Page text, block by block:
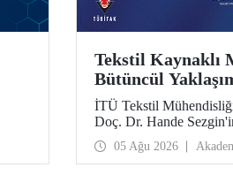
Tekstil Kaynaklı
Bütüncül
Analiz ve
Geliştirecek
Desteği
İTÜ Tekstil
Doç. Dr. Hande
üstlendiği
Esaslı Tekstil
Bağlı Mikrolif Salımı:
05 Ağu 2026